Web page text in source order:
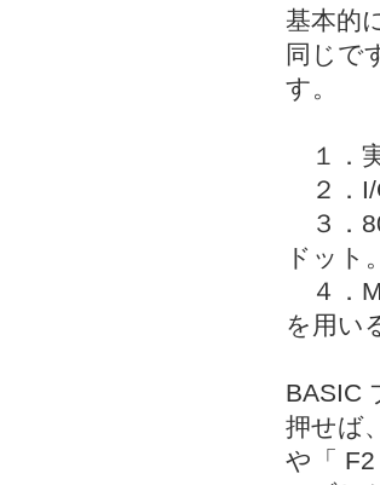
基本的
同じで
す。
１．
２．I/
３．
ドット
４．
を用い
BASIC
押せば
や「